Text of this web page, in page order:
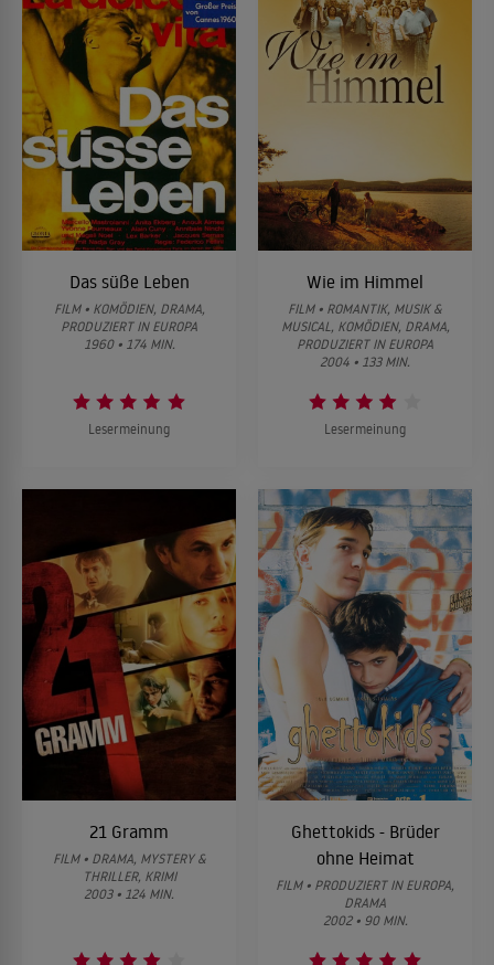
Das süße Leben
FILM • KOMÖDIEN, DRAMA,
PRODUZIERT IN EUROPA
1960 • 174 MIN.
Lesermeinung
Wie im Himmel
FILM • ROMANTIK, MUSIK &
MUSICAL, KOMÖDIEN, DRAMA,
PRODUZIERT IN EUROPA
2004 • 133 MIN.
Lesermeinung
21 Gramm
FILM • DRAMA, MYSTERY &
THRILLER, KRIMI
2003 • 124 MIN.
Ghettokids - Brüder
ohne Heimat
FILM • PRODUZIERT IN EUROPA,
DRAMA
2002 • 90 MIN.